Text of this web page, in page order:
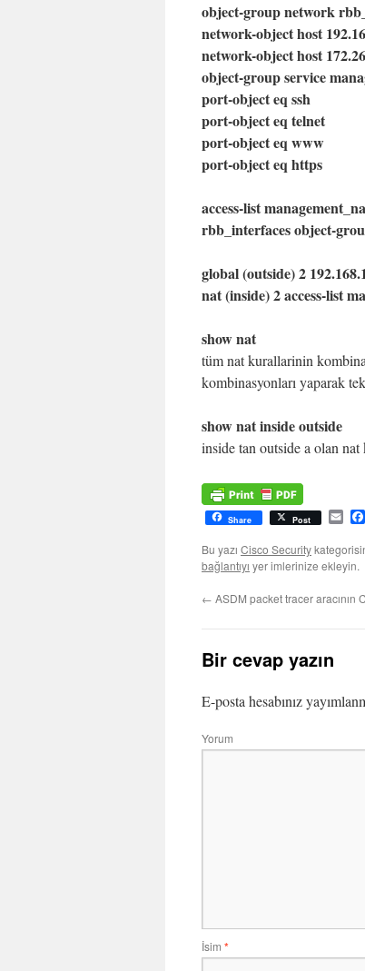
object-group network
network-object host
network-object host
object-group service
port-object eq ssh
port-object eq telnet
port-object eq www
port-object eq https
access-list
rbb_interfaces object-
global (outside) 2
nat (inside) 2 access-list
show nat
tüm nat kurallarinin
kombinasyonları yaparak
show nat inside outside
inside tan outside a olan
Share Post
Bu yazı Cisco Security
bağlantıyı yer imlerinize ekleyin.
← ASDM packet tracer aracının
Bir cevap yazın
E-posta hesabınız
Yorum
İsim *